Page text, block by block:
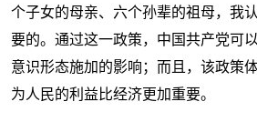
个子女的母亲、六个孙辈的祖母，我
要的。通过这一政策，中国共产党可
意识形态施加的影响；而且，该政策
为人民的利益比经济更加重要。